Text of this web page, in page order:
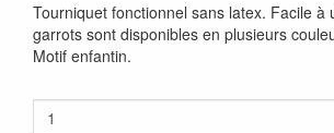
Tourniquet fonctionnel sans latex. Facile à
garrots sont disponibles en plusieurs
Motif enfantin.